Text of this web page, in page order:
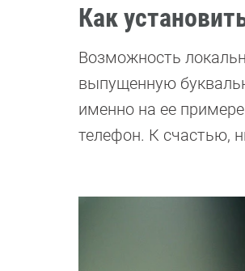
Как
Возможность
выпущенную
именно на ее
телефон. К счастью,